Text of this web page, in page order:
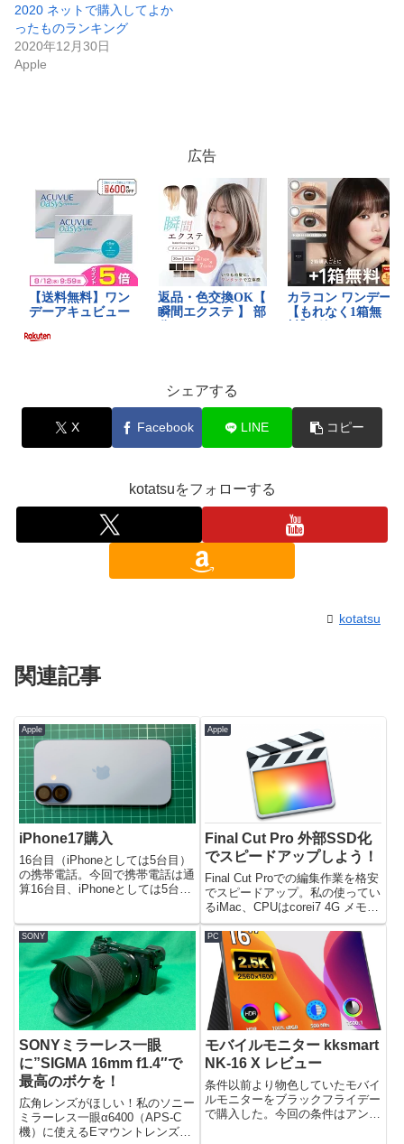
2020 ネットで購入してよか
ったものランキング
2020年12月30日
Apple
広告
シェアする
X Facebook LINE コピー
kotatsuをフォローする
kotatsu
関連記事
Apple
iPhone17購入
16台目（iPhoneとしては5台目）
の携帯電話。今回で携帯電話は通
算16台目、iPhoneとしては5台目
トブルー）。正直、先月までは購
入を全く考えていなかったので...
Apple
Final Cut Pro 外部SSD化
でスピードアップしよう！
Final Cut Proでの編集作業を格安
でスピードアップ。私の使ってい
るiMac、CPUはcorei7 4G メモリ
24G積んでいても流石に2014年発
売の機種で旧世代iMac。流石に
最新機種のような速度ではない。
私のような旧機種使いに...
SONY
SONYミラーレス一眼
に”SIGMA 16mm f1.4″で
最高のボケを！
広角レンズがほしい！私のソニー
ミラーレス一眼α6400（APS-C
機）に使えるEマウントレンズは
PC
モバイルモニター kksmart
NK-16 X レビュー
条件以前より物色していたモバイ
ルモニターをブラックフライデー
で購入した。今回の条件はアンチ